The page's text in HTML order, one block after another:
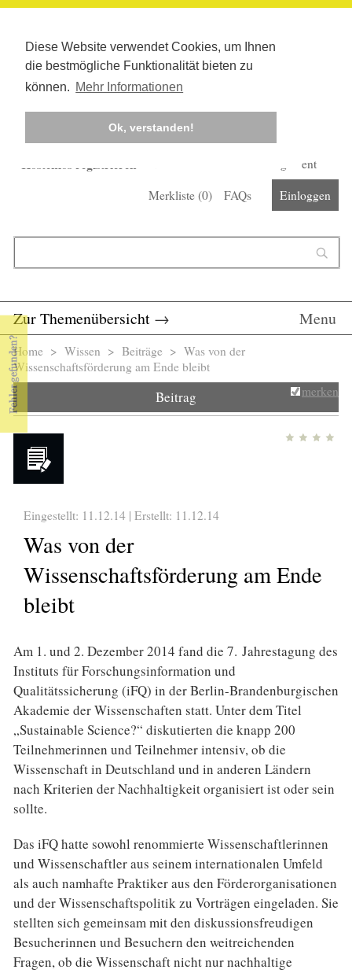
Diese Website verwendet Cookies, um Ihnen
die bestmögliche Funktionalität bieten zu
können. Mehr Informationen
Ok, verstanden!
Kostenlos registrieren
Corona-Management
Merkliste (0) FAQs Einloggen
Zur Themenübersicht → Menu
Sie sind hier
Home > Wissen > Beiträge > Was von der
Wissenschaftsförderung am Ende bleibt
Beitrag merken
Eingestellt: 11.12.14 | Erstellt: 11.12.14
Was von der
Wissenschaftsförderung am Ende
bleibt
Am 1. und 2. Dezember 2014 fand die 7. Jahrestagung des
Instituts für Forschungsinformation und
Qualitätssicherung (iFQ) in der Berlin-Brandenburgischen
Akademie der Wissenschaften statt. Unter dem Titel
„Sustainable Science?“ diskutierten die knapp 200
Teilnehmerinnen und Teilnehmer intensiv, ob die
Wissenschaft in Deutschland und in anderen Ländern
nach Kriterien der Nachhaltigkeit organisiert ist oder sein
sollte.
Das iFQ hatte sowohl renommierte Wissenschaftlerinnen
und Wissenschaftler aus seinem internationalen Umfeld
als auch namhafte Praktiker aus den Förderorganisationen
und der Wissenschaftspolitik zu Vorträgen eingeladen. Sie
stellten sich gemeinsam mit den diskussionsfreudigen
Besucherinnen und Besuchern den weitreichenden
Fragen, ob die Wissenschaft nicht nur nachhaltige